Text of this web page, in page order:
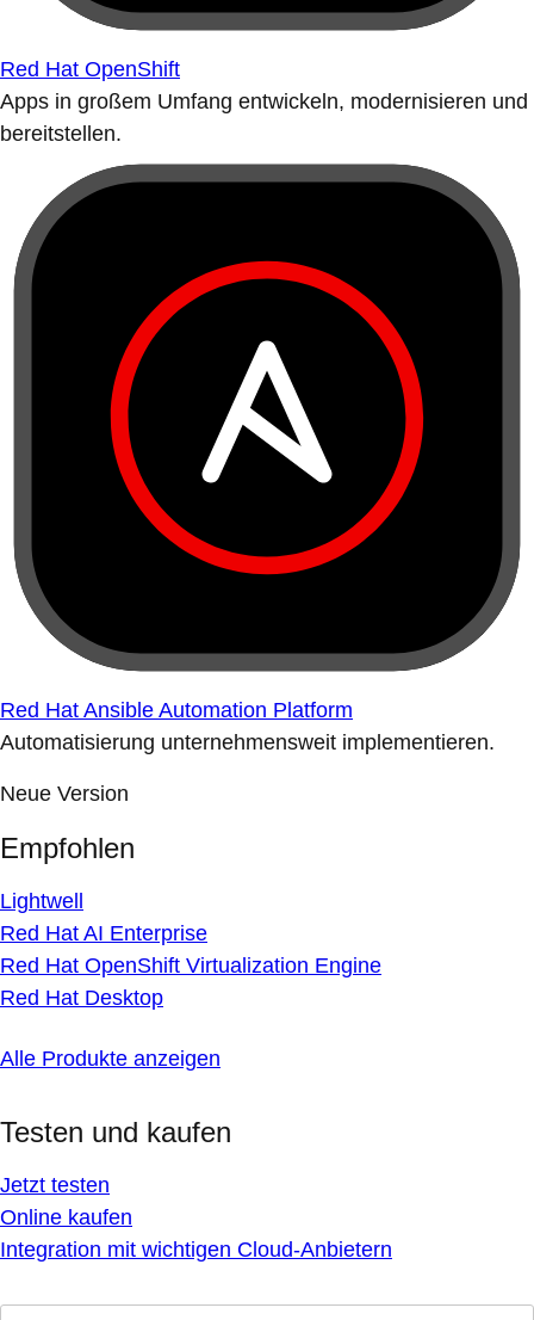
Red Hat OpenShift
Apps in großem Umfang entwickeln, modernisieren und
bereitstellen.
Red Hat Ansible Automation Platform
Automatisierung unternehmensweit implementieren.
Neue Version
Empfohlen
Lightwell
Red Hat AI Enterprise
Red Hat OpenShift Virtualization Engine
Red Hat Desktop
Alle Produkte anzeigen
Testen und kaufen
Jetzt testen
Online kaufen
Integration mit wichtigen Cloud-Anbietern